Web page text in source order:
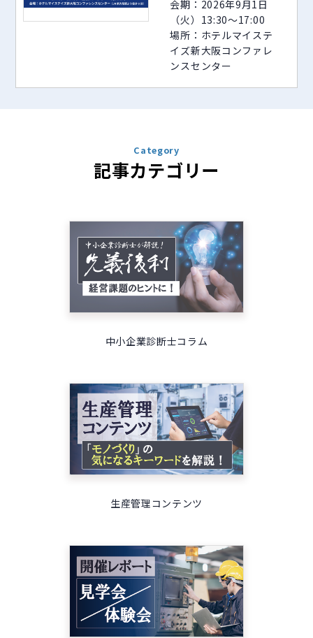
会期：2026年9月1日
（火）13:30～17:00
場所：ホテルマイステ
イズ新大阪コンファレ
ンスセンター
記事カテゴリー
Category
中小企業診断士コラム
生産管理コンテンツ